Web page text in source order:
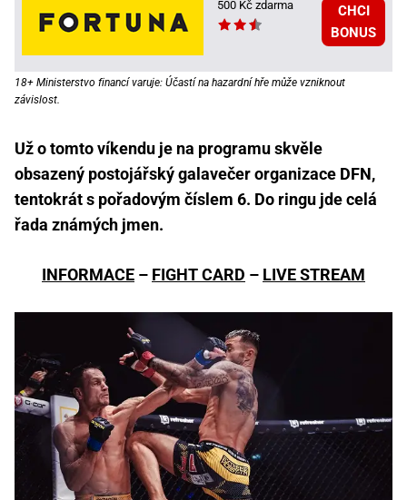
500 Kč zdarma
CHCI
BONUS
18+ Ministerstvo financí varuje: Účastí na hazardní hře může vzniknout
závislost.
Už o tomto víkendu je na programu skvěle
obsazený postojářský galavečer organizace DFN,
tentokrát s pořadovým číslem 6. Do ringu jde celá
řada známých jmen.
INFORMACE – FIGHT CARD – LIVE STREAM